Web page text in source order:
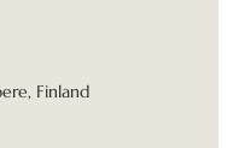
Finland